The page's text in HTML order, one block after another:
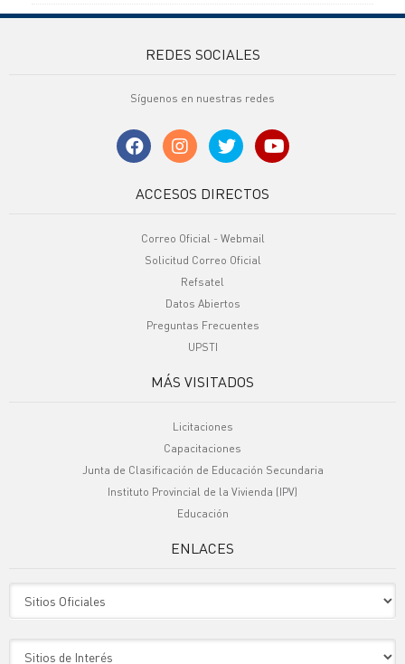
REDES SOCIALES
Síguenos en nuestras redes
ACCESOS DIRECTOS
Correo Oficial - Webmail
Solicitud Correo Oficial
Refsatel
Datos Abiertos
Preguntas Frecuentes
UPSTI
MÁS VISITADOS
Licitaciones
Capacitaciones
Junta de Clasificación de Educación Secundaria
Instituto Provincial de la Vivienda (IPV)
Educación
ENLACES